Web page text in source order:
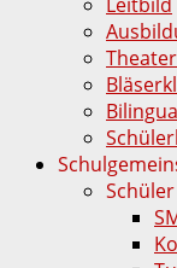
Schüler